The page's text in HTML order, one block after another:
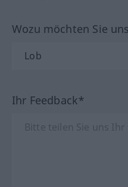
Wozu möchten Sie
Ihr Feedback*